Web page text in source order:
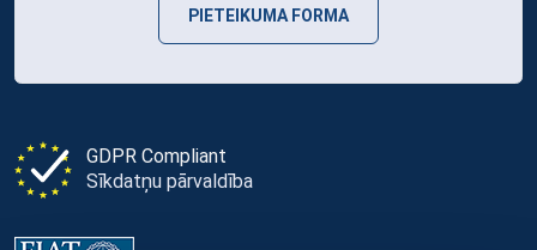
GDPR Compliant
Sīkdatņu pārvaldība
PIETEIKUMA FORMA